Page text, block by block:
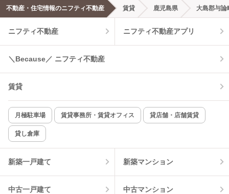
エアコンあり 都市ガス
温水洗浄便座 オートロック
コンロ2口以上
新着のみ インターネット無料
該当件数:
2件
不動産・住宅情報のニフティ不動産 賃貸 鹿児島県 大島郡与論
ニフティ不動産 ニフティ不動産アプリ
＼Because／ ニフティ不動産
賃貸
月極駐車場 賃貸事務所・賃貸オフィス 貸店舗・店舗賃貸
貸し倉庫
新築一戸建て 新築マンション
中古一戸建て 中古マンション